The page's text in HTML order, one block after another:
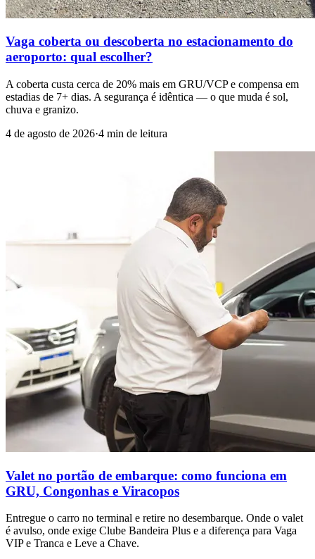
Vaga coberta ou descoberta no estacionamento do
aeroporto: qual escolher?
A coberta custa cerca de 20% mais em GRU/VCP e compensa em
estadias de 7+ dias. A segurança é idêntica — o que muda é sol,
chuva e granizo.
4 de agosto de 2026·4 min de leitura
Valet no portão de embarque: como funciona em
GRU, Congonhas e Viracopos
Entregue o carro no terminal e retire no desembarque. Onde o valet
é avulso, onde exige Clube Bandeira Plus e a diferença para Vaga
VIP e Tranca e Leve a Chave.